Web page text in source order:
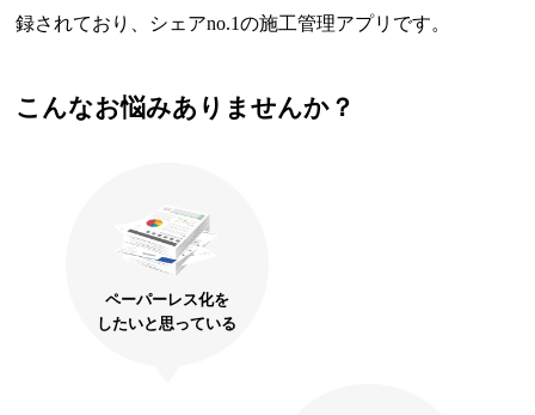
録されており、シェアno.1の施工管理アプリです。
こんなお悩みありませんか？
ペーパーレス化を
したいと思っている